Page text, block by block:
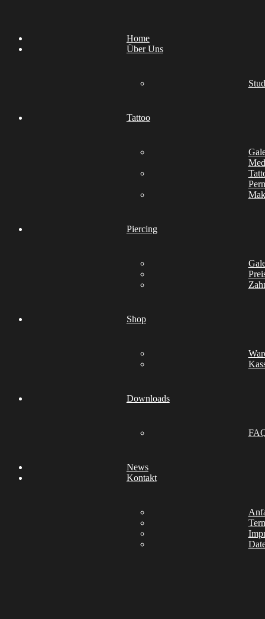
Home
Über Uns
Tattoo
Piercing
Shop
Downloads
News
Kontakt